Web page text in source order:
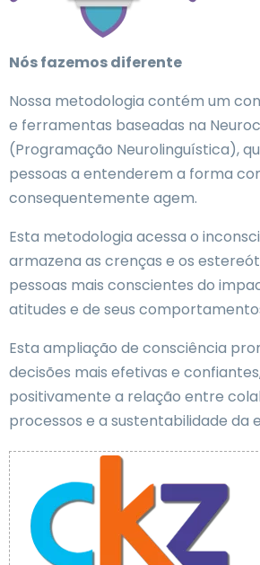
Nós fazemos diferente
Nossa metodologia contém um
e ferramentas baseadas na
(Programação Neurolinguística),
pessoas a entenderem a forma
consequentemente agem.
Esta metodologia acessa o
armazena as crenças e os
pessoas mais conscientes do
atitudes e de seus
Esta ampliação de consciência
decisões mais efetivas e
positivamente a relação entre
processos e a sustentabilidade da